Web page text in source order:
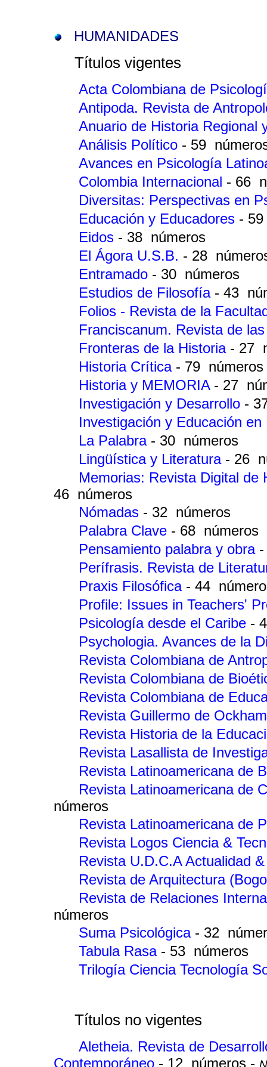
HUMANIDADES
Títulos vigentes
Acta Colombiana de
Antipoda. Revista de
Anuario de Historia Regional
Análisis Político - 59
Avances en Psicología
Colombia Internacional - 66
Diversitas: Perspectivas en
Educación y Educadores -
Eidos - 38 números
El Ágora U.S.B. - 28
Entramado - 30 números
Estudios de Filosofía - 43
Folios - Revista de la
Franciscanum. Revista de
Fronteras de la Historia - 27
Historia Crítica - 79 números
Historia y MEMORIA - 27
Investigación y Desarrollo -
Investigación y Educación
La Palabra - 30 números
Lingüística y Literatura - 26
Memorias: Revista Digital
46 números
Nómadas - 32 números
Palabra Clave - 68 números
Pensamiento palabra y obra
Perífrasis. Revista de
Praxis Filosófica - 44
Profile: Issues in Teachers'
Psicología desde el Caribe -
Psychologia. Avances de la
Revista Colombiana de
Revista Colombiana de
Revista Colombiana de
Revista Guillermo de
Revista Historia de la
Revista Lasallista de
Revista Latinoamericana de
Revista Latinoamericana de
números
Revista Latinoamericana de
Revista Logos Ciencia &
Revista U.D.C.A Actualidad
Revista de Arquitectura
Revista de Relaciones
números
Suma Psicológica - 32
Tabula Rasa - 53 números
Trilogía Ciencia Tecnología
Títulos no vigentes
Aletheia. Revista de
Contemporáneo - 12 números -